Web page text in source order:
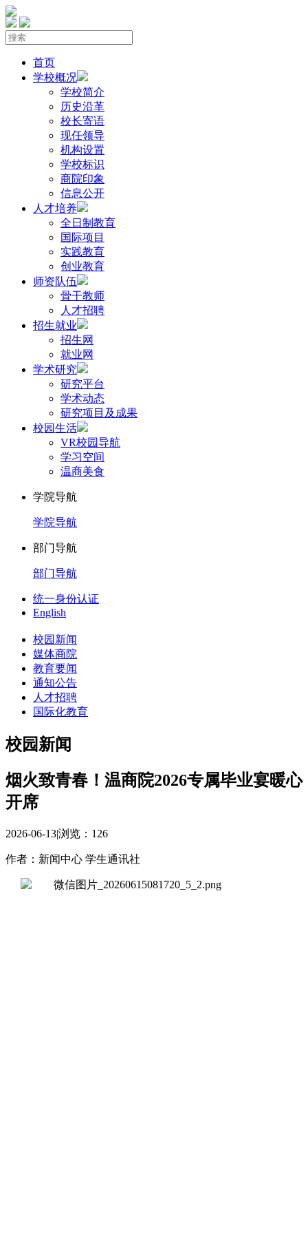
首页
学校概况
学校简介
历史沿革
校长寄语
现任领导
机构设置
学校标识
商院印象
信息公开
人才培养
全日制教育
国际项目
实践教育
创业教育
师资队伍
骨干教师
人才招聘
招生就业
招生网
就业网
学术研究
研究平台
学术动态
研究项目及成果
校园生活
VR校园导航
学习空间
温商美食
学院导航
学院导航
部门导航
部门导航
统一身份认证
English
校园新闻
媒体商院
教育要闻
通知公告
人才招聘
国际化教育
校园新闻
烟火致青春！温商院2026专属毕业宴暖心
开席
2026-06-13|浏览： 126
作者：新闻中心 学生通讯社